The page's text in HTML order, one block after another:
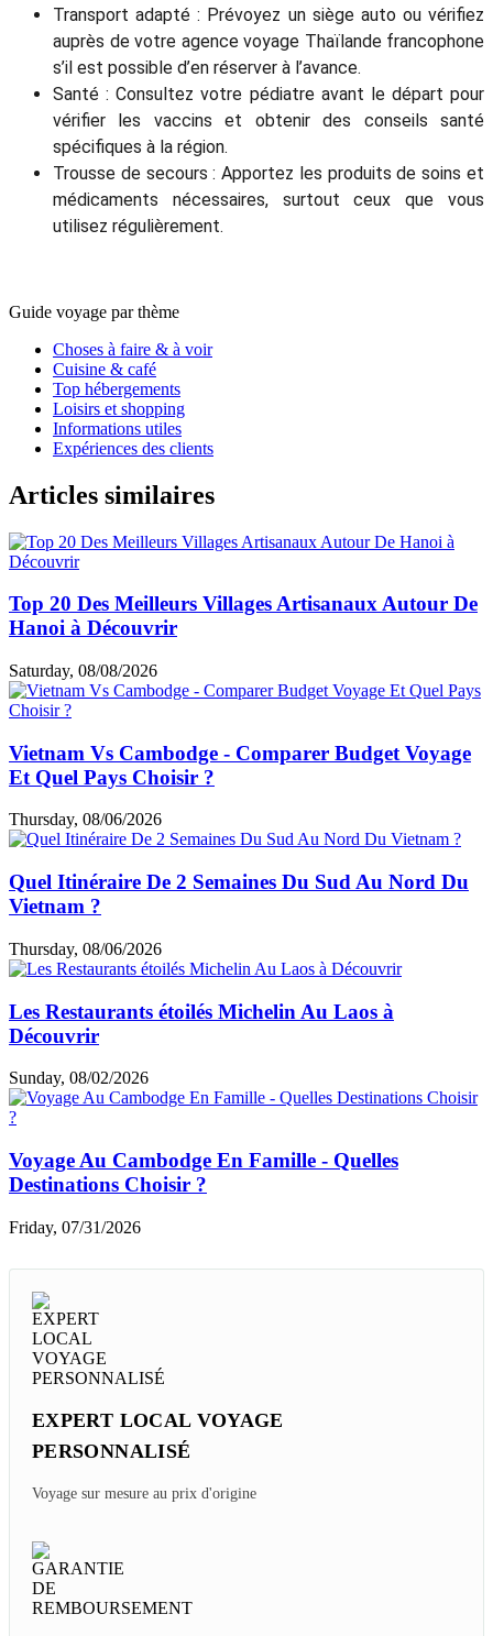
Transport adapté : Prévoyez un siège auto ou vérifiez
auprès de votre agence voyage Thaïlande francophone
s’il est possible d’en réserver à l’avance.
Santé : Consultez votre pédiatre avant le départ pour
vérifier les vaccins et obtenir des conseils santé
spécifiques à la région.
Trousse de secours : Apportez les produits de soins et
médicaments nécessaires, surtout ceux que vous
utilisez régulièrement.
Guide voyage par thème
Choses à faire & à voir
Cuisine & café
Top hébergements
Loisirs et shopping
Informations utiles
Expériences des clients
Articles similaires
Top 20 Des Meilleurs Villages Artisanaux Autour De
Hanoi à Découvrir
Saturday, 08/08/2026
Vietnam Vs Cambodge - Comparer Budget Voyage
Et Quel Pays Choisir ?
Thursday, 08/06/2026
Quel Itinéraire De 2 Semaines Du Sud Au Nord Du
Vietnam ?
Thursday, 08/06/2026
Les Restaurants étoilés Michelin Au Laos à
Découvrir
Sunday, 08/02/2026
Voyage Au Cambodge En Famille - Quelles
Destinations Choisir ?
Friday, 07/31/2026
EXPERT LOCAL VOYAGE
PERSONNALISÉ
Voyage sur mesure au prix d'origine